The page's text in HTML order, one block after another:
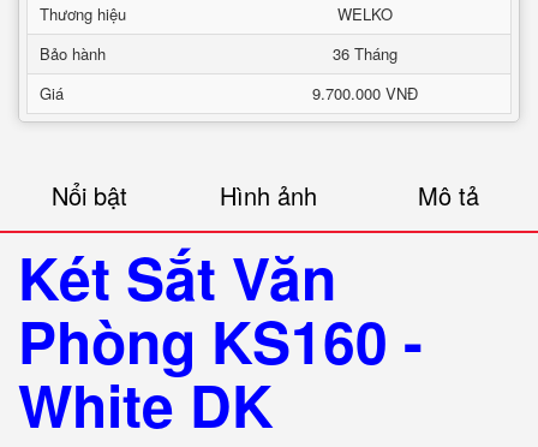
Thương hiệu
WELKO
Bảo hành
36 Tháng
Giá
9.700.000 VNĐ
Nổi bật Hình ảnh Mô tả
Két Sắt Văn
Phòng KS160 -
White DK